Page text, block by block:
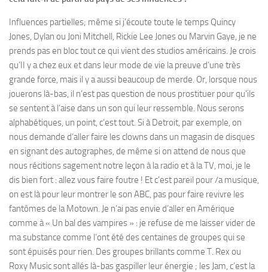
Influences partielles; même si j’écoute toute le temps Quincy
Jones, Dylan ou Joni Mitchell, Rickie Lee Jones ou Marvin Gaye, je ne
prends pas en bloc tout ce qui vient des studios américains. Je crois
qu’II y a chez eux et dans leur mode de vie la preuve d’une très
grande force, mais il y a aussi beaucoup de merde. Or, lorsque nous
jouerons là-bas, il n’est pas question de nous prostituer pour qu’ils
se sentent à l’aise dans un son qui leur ressemble. Nous serons
alphabétiques, un point, c’est tout. Si à Detroit, par exemple, on
nous demande d’aller faire les clowns dans un magasin de disques
en signant des autographes, de même si on attend de nous que
nous récitions sagement notre leçon à la radio et à la TV, moi, je le
dis bien fort : allez vous faire foutre ! Et c’est pareil pour /a musique,
on est là pour leur montrer le son ABC, pas pour faire revivre les
fantômes de la Motown. Je n’ai pas envie d’aller en Amérique
comme à « Un bal des vampires » : je refuse de me laisser vider de
ma substance comme l’ont été des centaines de groupes qui se
sont épuisés pour rien. Des groupes brillants comme T. Rex ou
Roxy Music sont allés là-bas gaspiller leur énergie ; les Jam, c’est la